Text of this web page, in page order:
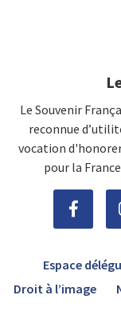
Le Souvenir
reconnue
vocation
pour la
Espace
Droit à l’image